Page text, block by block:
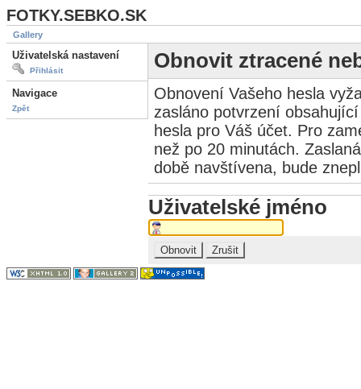
FOTKY.SEBKO.SK
Gallery
Uživatelská nastavení
Přihlásit
Navigace
Zpět
Obnovit ztracené
Obnovení Vašeho hesla
zasláno potvrzení
hesla pro Váš účet. Pro
než po 20 minutách.
době navštívena, bude
Uživatelské jméno